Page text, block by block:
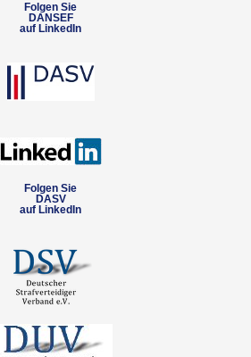
Folgen Sie
DANSEF
auf LinkedIn
Folgen Sie
DASV
auf LinkedIn